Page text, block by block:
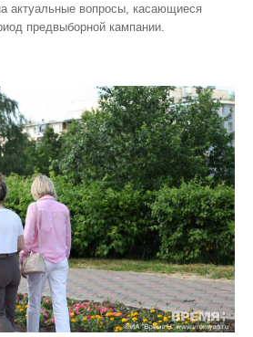
актуальные вопросы, касающиеся
предвыборной кампании.